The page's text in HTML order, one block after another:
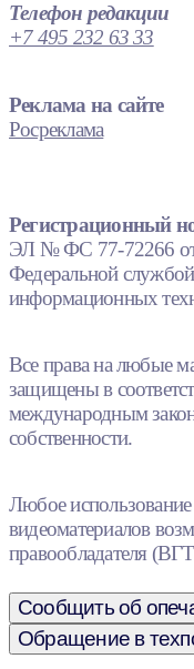
Телефон редакции
+7 495 232 63 33
Реклама на сайте
Росреклама
Регистрационный
ЭЛ № ФС 77-72266 от
Федеральной
информационных
Все права на любые
защищены в
международным
собственности.
Любое
видеоматериалов
правообладателя
Сообщить об
Обращение в